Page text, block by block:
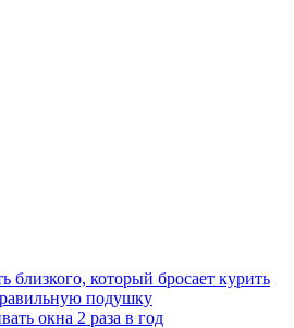
близкого, который бросает курить
подушку
окна 2 раза в год